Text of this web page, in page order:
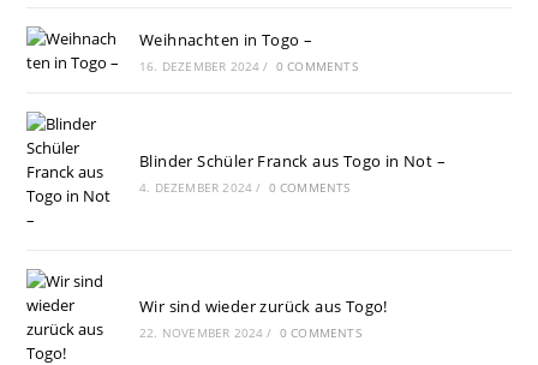
Weihnachten in Togo –
16. DEZEMBER 2024 / 0 COMMENTS
Blinder Schüler Franck aus Togo in Not –
4. DEZEMBER 2024 / 0 COMMENTS
Wir sind wieder zurück aus Togo!
22. NOVEMBER 2024 / 0 COMMENTS